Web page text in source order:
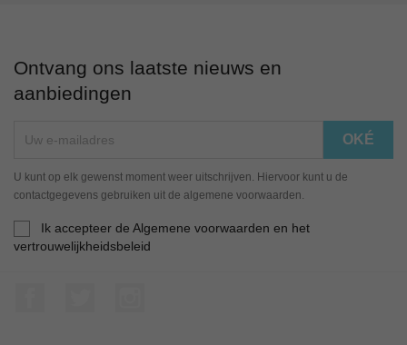
Ontvang ons laatste nieuws en
aanbiedingen
U kunt op elk gewenst moment weer uitschrijven. Hiervoor kunt u de
contactgegevens gebruiken uit de algemene voorwaarden.
Ik accepteer de Algemene voorwaarden en het
vertrouwelijkheidsbeleid